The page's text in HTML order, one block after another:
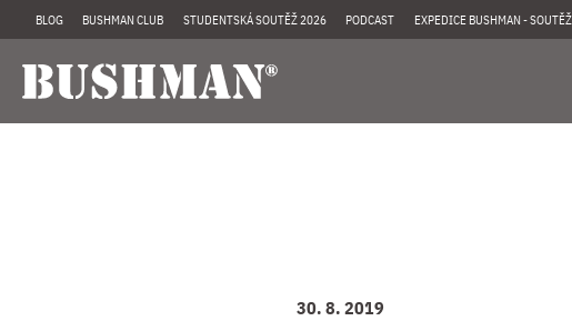
BLOG BUSHMAN CLUB STUDENTSKÁ SOUTĚŽ 2026 PODCAST EXPEDICE BUSHMAN - SOUTĚŽ
30. 8. 2019